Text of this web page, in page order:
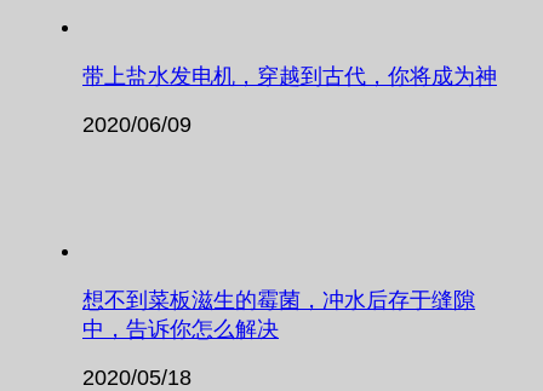
带上盐水发电机，穿越到古代，你将成为神
2020/06/09
想不到菜板滋生的霉菌，冲水后存于缝隙
中，告诉你怎么解决
2020/05/18